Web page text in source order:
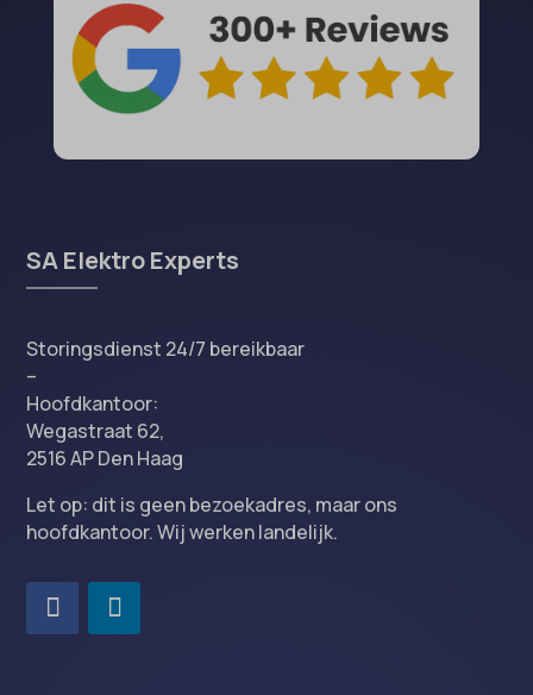
SA Elektro Experts
Storingsdienst 24/7 bereikbaar
–
Hoofdkantoor:
Wegastraat 62,
2516 AP Den Haag
Let op: dit is geen bezoekadres, maar ons
hoofdkantoor. Wij werken landelijk.